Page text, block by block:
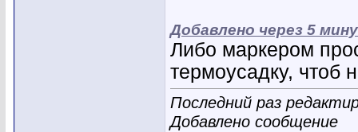
Добавлено через 5
Либо маркером
термоусадку, чтоб
Последний раз
Добавлено сообщение